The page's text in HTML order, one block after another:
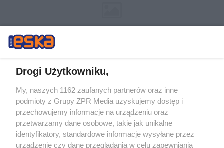
Żaden utwór zamieszczony w serwisie nie może być powielany i
rozpowszechniany lub dalej rozpowszechniany w jakikolwiek sposób (w
tym także elektroniczny lub mechaniczny) na jakimkolwiek polu
eksploatacji w jakiejkolwiek formie, włącznie z umieszczaniem w
Internecie bez pisemnej zgody właściciela praw. Jakiekolwiek użycie lub
wykorzystanie utworów w całości lub w części z naruszeniem prawa,
tzn. bez właściwej zgody, jest zabronione pod groźbą kary i może być
Drogi Użytkowniku,
My, naszych 1162 zaufanych partnerów oraz inne
podmioty z Grupy ZPR Media uzyskujemy dostęp i
przechowujemy informacje na urządzeniu oraz
przetwarzamy dane osobowe, takie jak unikalne
identyfikatory, standardowe informacje wysyłane przez
urządzenie czy dane przeglądania w celu zapewniania